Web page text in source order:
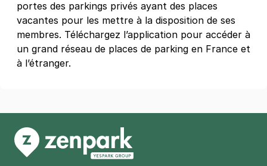
162 AV Jean Jaurès
4,4 (68 avis)
23 €/jour
Ourcq - Petit - Paris 19
71 rue Petit
portes des parkings privés ayant des places
vacantes pour les mettre à la disposition de ses
membres. Téléchargez l’application pour accéder à
un grand réseau de places de parking en France et
à l’étranger.